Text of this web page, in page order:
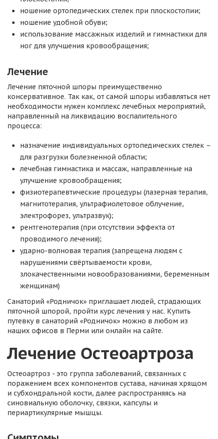
ношение ортопедических стелек при плоскостопии;
ношение удобной обуви;
использование массажных изделий и гимнастики для
ног для улучшения кровообращения;
Лечение
Лечение пяточной шпоры преимущественно
консервативное. Так как, от самой шпоры избавляться нет
необходимости нужен комплекс лечебных мероприятий,
направленный на ликвидацию воспалительного
процесса:
назначение индивидуальных ортопедических стелек –
для разгрузки болезненной области;
лечебная гимнастика и массаж, направленные на
улучшение кровообращения;
физиотерапевтические процедуры (лазерная терапия,
магнитотерапия, ультрафиолетовое облучение,
электрофорез, ультразвук);
рентгенотерапия (при отсутствии эффекта от
проводимого лечения);
ударно-волновая терапия (запрещена людям с
нарушениями свёртываемости крови,
злокачественными новообразованиями, беременным
женщинам)
Санаторий «Родничок» приглашает людей, страдающих
пяточной шпорой, пройти курс лечения у нас. Купить
путевку в санаторий «Родничок» можно в любом из
наших офисов в Перми или онлайн на сайте.
Лечение Остеоартроза
Остеоартроз - это группа заболеваний, связанных с
поражением всех компонентов сустава, начиная хрящом
и субхондральной кости, далее распространяясь на
синовиальную оболочку, связки, капсулы и
периартикулярные мышцы.